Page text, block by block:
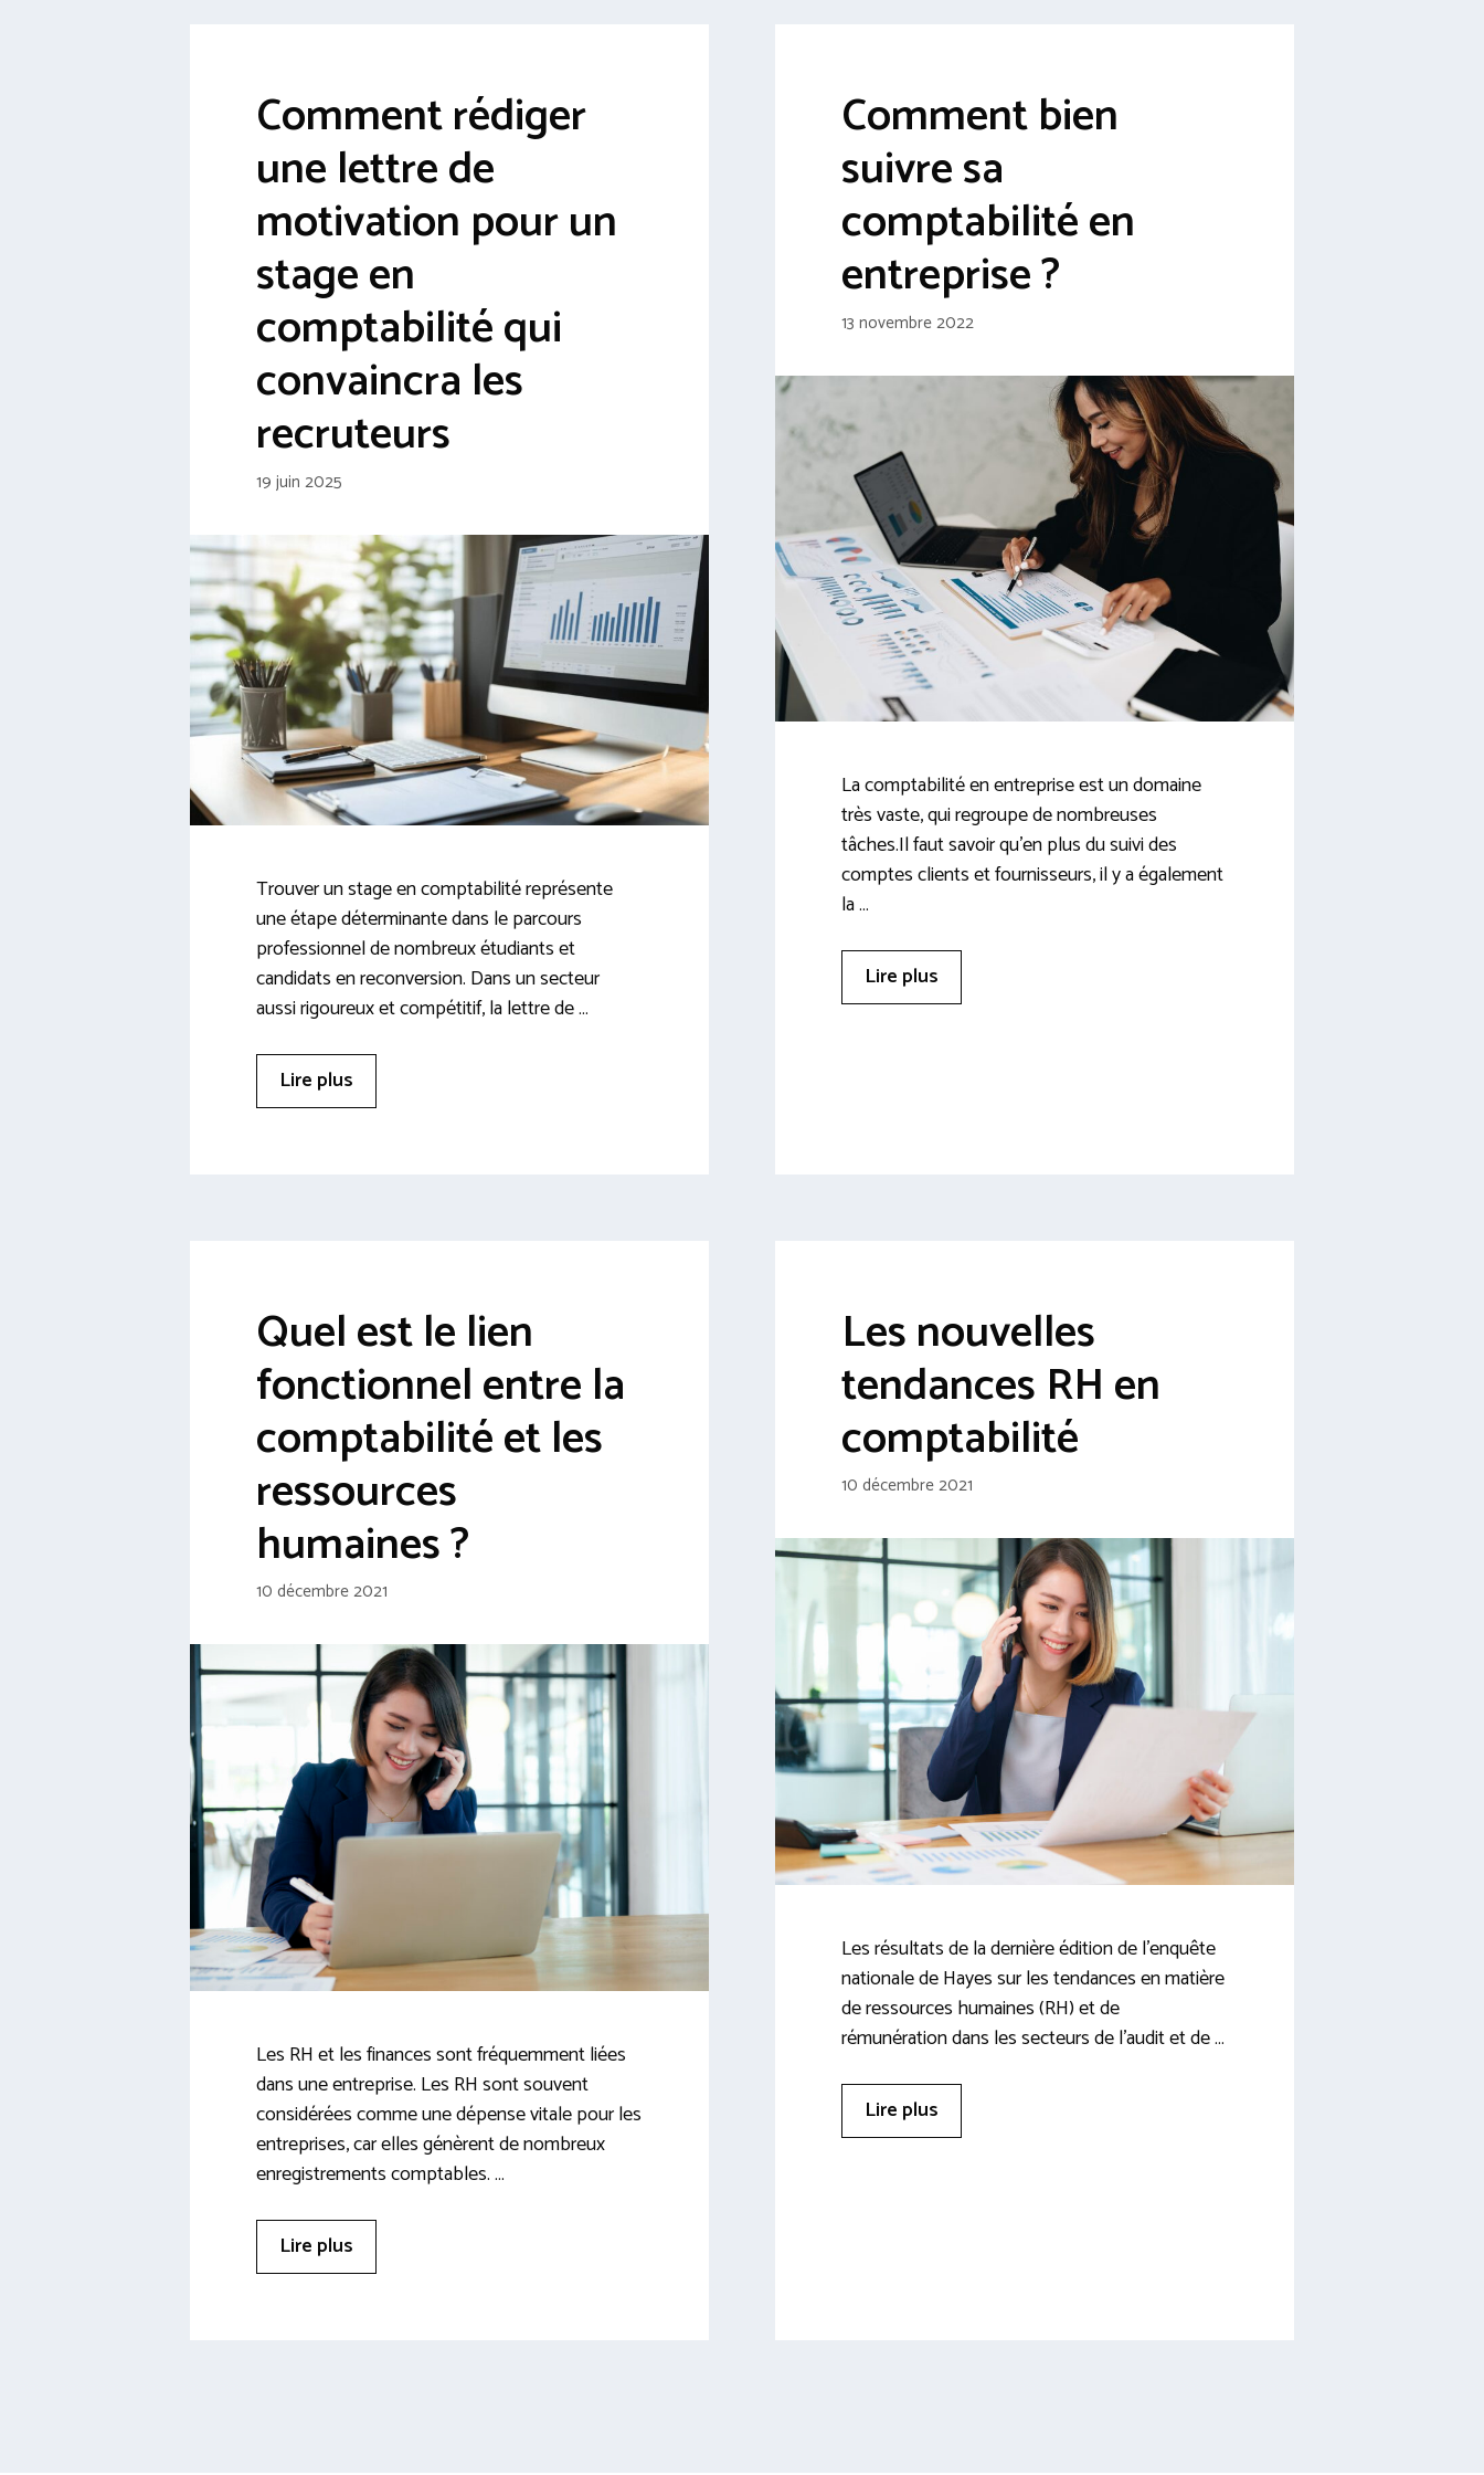
Comment rédiger
une lettre de
motivation pour un
stage en
comptabilité qui
convaincra les
recruteurs
19 juin 2025
Trouver un stage en comptabilité représente
une étape déterminante dans le parcours
professionnel de nombreux étudiants et
candidats en reconversion. Dans un secteur
aussi rigoureux et compétitif, la lettre de …
Lire plus
Comment bien
suivre sa
comptabilité en
entreprise ?
13 novembre 2022
La comptabilité en entreprise est un domaine
très vaste, qui regroupe de nombreuses
tâches.Il faut savoir qu’en plus du suivi des
comptes clients et fournisseurs, il y a également
la …
Lire plus
Quel est le lien
fonctionnel entre la
comptabilité et les
ressources
humaines ?
10 décembre 2021
Les RH et les finances sont fréquemment liées
dans une entreprise. Les RH sont souvent
considérées comme une dépense vitale pour les
entreprises, car elles génèrent de nombreux
enregistrements comptables. …
Lire plus
Les nouvelles
tendances RH en
comptabilité
10 décembre 2021
Les résultats de la dernière édition de l’enquête
nationale de Hayes sur les tendances en matière
de ressources humaines (RH) et de
rémunération dans les secteurs de l’audit et de …
Lire plus